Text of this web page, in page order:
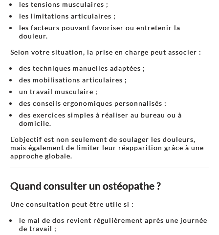
les tensions musculaires ;
les limitations articulaires ;
les facteurs pouvant favoriser ou entretenir la
douleur.
Selon votre situation, la prise en charge peut associer :
des techniques manuelles adaptées ;
des mobilisations articulaires ;
un travail musculaire ;
des conseils ergonomiques personnalisés ;
des exercices simples à réaliser au bureau ou à
domicile.
L'objectif est non seulement de soulager les douleurs,
mais également de limiter leur réapparition grâce à une
approche globale.
Quand consulter un ostéopathe ?
Une consultation peut être utile si :
le mal de dos revient régulièrement après une journée
de travail ;